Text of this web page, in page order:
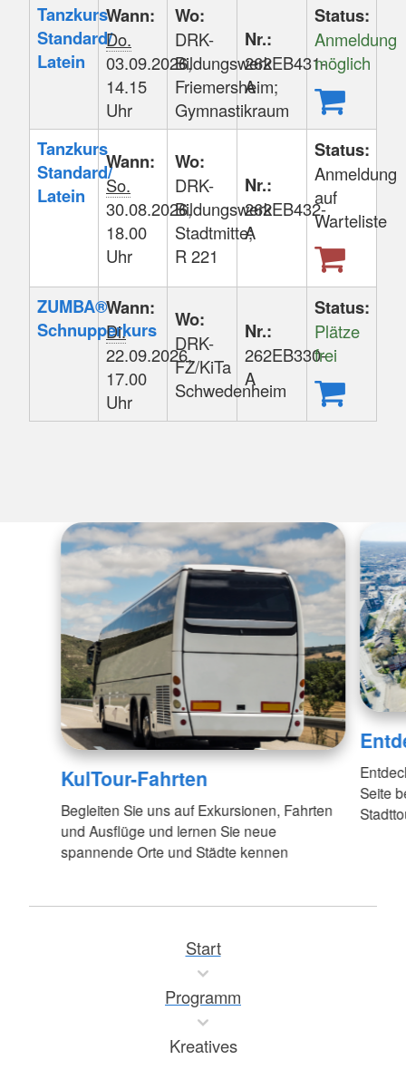
Tanzkurs
Standard/
Latein
Wann:
Do.
03.09.2026,
14.15
Uhr
Wo:
DRK-
Bildungswerk
Friemersheim;
Gymnastikraum
Nr.:
262EB431-
A
Status:
Anmeldung
möglich
Tanzkurs
Standard/
Latein
Wann:
So.
30.08.2026,
18.00
Uhr
Wo:
DRK-
Bildungswerk
Stadtmitte;
R 221
Nr.:
262EB432-
A
Status:
Anmeldung
auf
Warteliste
ZUMBA®
Schnupperkurs
Wann:
Di.
22.09.2026,
17.00
Uhr
Wo:
DRK-
FZ/KiTa
Schwedenheim
Nr.:
262EB330-
A
Status:
Plätze
frei
KulTour-Fahrten
Begleiten Sie uns auf Exkursionen, Fahrten
und Ausflüge und lernen Sie neue
spannende Orte und Städte kennen
Seite
Start
Programm
Kreatives